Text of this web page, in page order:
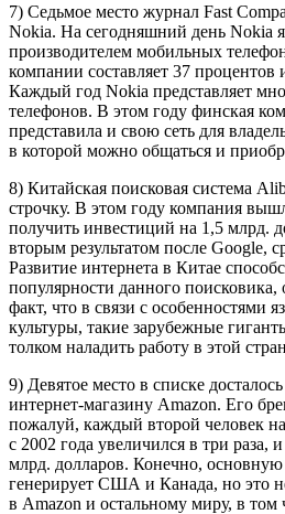
7) Седьмое место журнал Fast
Nokia. На сегодняшний день Nokia
производителем мобильных
компании составляет 37 процентов
Каждый год Nokia представляет
телефонов. В этом году финская
представила и свою сеть для
в которой можно общаться и
8) Китайская поисковая система
строчку. В этом году компания
получить инвестиций на 1,5 млрд.
вторым результатом после Google,
Развитие интернета в Китае
популярности данного поисковика,
факт, что в связи с особенностями
культуры, такие зарубежные
толком наладить работу в этой
9) Девятое место в списке
интернет-магазину Amazon. Его
пожалуй, каждый второй человек
с 2002 года увеличился в три раза,
млрд. долларов. Конечно, основную
генерирует США и Канада, но это
в Amazon и остальному миру, в том